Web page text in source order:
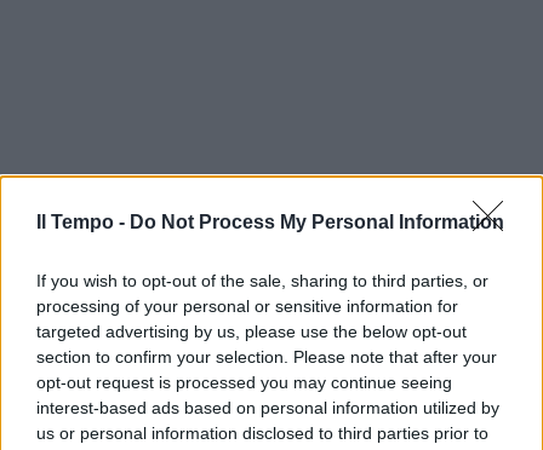
Il Tempo - Do Not Process My Personal Information
If you wish to opt-out of the sale, sharing to third parties, or
processing of your personal or sensitive information for
targeted advertising by us, please use the below opt-out
section to confirm your selection. Please note that after your
opt-out request is processed you may continue seeing
interest-based ads based on personal information utilized by
us or personal information disclosed to third parties prior to